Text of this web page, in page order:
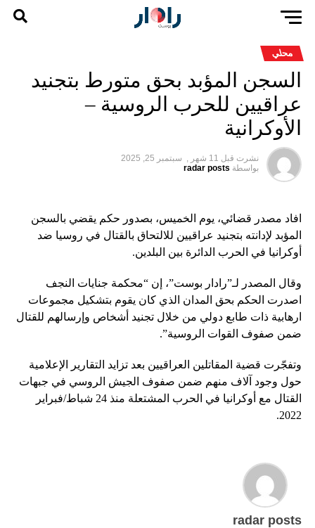
محلي
السجن المؤبد بحق متورط بتجنيد
عراقيين للحرب الروسية –
الأوكرانية
نشرت قبل 11 شهر ,
سبتمبر 25, 2025
بواسطة radar posts
افاد مصدر قضائي، يوم الخميس، بصدور حكم يقضي بالسجن
المؤبد لإدانته بتجنيد عراقيين للالتحاق بالقتال في روسيا ضد
أوكرانيا في الحرب الدائرة بين البلدين.
وقال المصدر لـ”رادار بوست”، إن “محكمة جنايات النجف
اصدرت الحكم بحق المدان الذي كان يقوم بتشكيل مجموعات
ارهابية ذات طابع دولي من خلال تجنيد أشخاص وإرسالهم للقتال
ضمن صفوف القوات الروسية”.
وتفجّرت قضية المقاتلين العراقيين بعد تزايد التقارير الإعلامية
حول وجود آلاف منهم ضمن صفوف الجيش الروسي في جبهات
القتال مع أوكرانيا في الحرب المشتعلة منذ 24 شباط/فبراير
2022.
radar posts